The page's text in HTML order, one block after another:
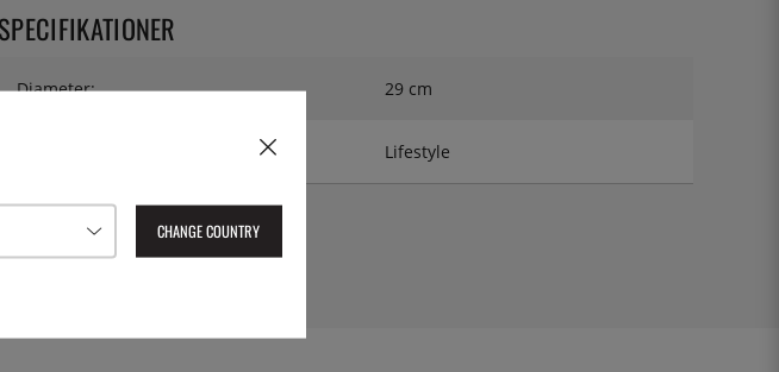
SPECIFIKATIONER
Diameter: 29 cm
Lifestyle
8590453694939CHANGE COUNTRY